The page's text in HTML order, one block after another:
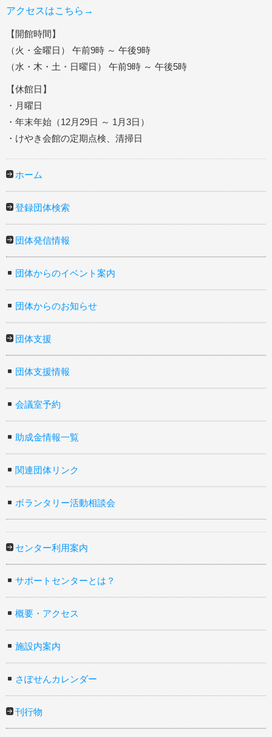
アクセスはこちら→
【開館時間】
（火・金曜日） 午前9時 ～ 午後9時
（水・木・土・日曜日） 午前9時 ～ 午後5時
【休館日】
・月曜日
・年末年始（12月29日 ～ 1月3日）
・けやき会館の定期点検、清掃日
ホーム
登録団体検索
団体発信情報
団体からのイベント案内
団体からのお知らせ
団体支援
団体支援情報
会議室予約
助成金情報一覧
関連団体リンク
ボランタリー活動相談会
センター利用案内
サポートセンターとは？
概要・アクセス
施設内案内
さぽせんカレンダー
刊行物